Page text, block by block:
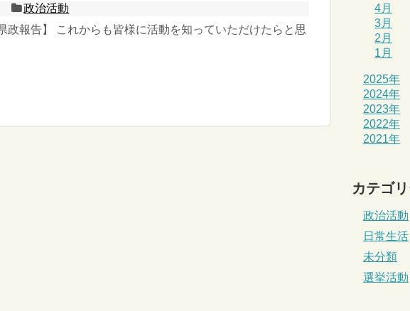
政治活動
政報告】 これからも皆様に活動を知っていただけたらと思
4月
3月
2月
1月
2025年
2024年
2023年
2022年
2021年
カテゴ
政治活動
日常生活
未分類
選挙活動